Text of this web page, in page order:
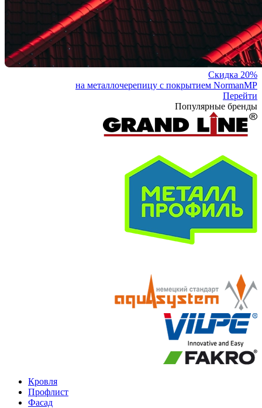
Скидка 20%
на металлочерепицу с покрытием NormanMP
Перейти
Популярные бренды
Кровля
Профлист
Фасад